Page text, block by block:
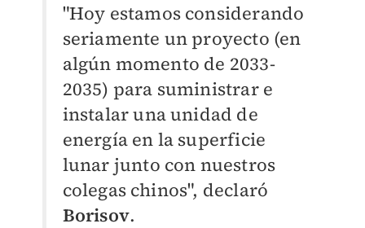
"Hoy estamos considerando
seriamente un proyecto (en
algún momento de 2033-
2035) para suministrar e
instalar una unidad de
energía en la superficie
lunar junto con nuestros
colegas chinos", declaró
Borisov.